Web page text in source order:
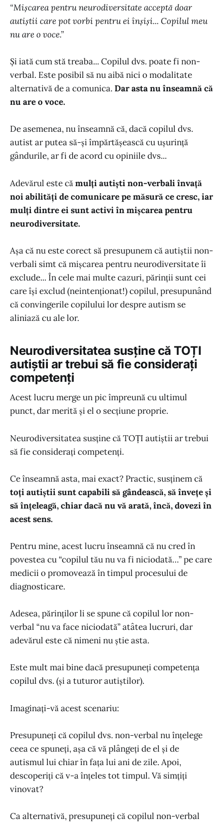
“Mișcarea pentru neurodiversitate acceptă doar
autiștii care pot vorbi pentru ei înșiși... Copilul meu
nu are o voce.”
Și iată cum stă treaba... Copilul dvs. poate fi non-
verbal. Este posibil să nu aibă nici o modalitate
alternativă de a comunica. Dar asta nu înseamnă că
nu are o voce.
De asemenea, nu înseamnă că, dacă copilul dvs.
autist ar putea să-și împărtășească cu ușurință
gândurile, ar fi de acord cu opiniile dvs...
Adevărul este cămulți autiști non-verbali învață
noi abilități de comunicare pe măsură ce cresc, iar
mulți dintre ei sunt activi în mișcarea pentru
neurodiversitate.
Așa că nu este corect să presupunem că autiștii non-
verbali simt că mișcarea pentru neurodiversitate îi
exclude... În cele mai multe cazuri, părinții sunt cei
care își exclud (neintenționat!) copilul, presupunând
că convingerile copilului lor despre autism se
aliniază cu ale lor.
Neurodiversitatea susține că TOȚI
autiștii ar trebui să fie considerați
competenți
Acest lucru merge un pic împreună cu ultimul
punct, dar merită și el o secțiune proprie.
Neurodiversitatea susține că TOȚI autiștii ar trebui
să fie considerați competenți.
Ce înseamnă asta, mai exact? Practic, susținem că
toți autiștii sunt capabili să gândească, să învețe și
să înțeleagă, chiar dacă nu vă arată, încă, dovezi în
acest sens.
Pentru mine, acest lucru înseamnă că nu cred în
povestea cu “copilul tău nu va fi niciodată…” pe care
medicii o promovează în timpul procesului de
diagnosticare.
Adesea, părinților li se spune că copilul lor non-
verbal “nu va face niciodată” atâtea lucruri, dar
adevărul este că nimeni nu știe asta.
Este mult mai bine dacă presupuneți competența
copilul dvs. (și a tuturor autiștilor).
Imaginați-vă acest scenariu:
Presupuneți că copilul dvs. non-verbal nu înțelege
ceea ce spuneți, așa că vă plângeți de el și de
autismul lui chiar în fața lui ani de zile. Apoi,
descoperiți că v-a înțeles tot timpul. Vă simțiți
vinovat?
Ca alternativă, presupuneți că copilul non-verbal